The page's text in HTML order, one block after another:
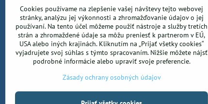
Krea office, s.r.o.
Kamenica nad Hronom 526, 94365 Kamenica nad Hronom
0905 906 246
info@ekancelarskepotreby.sk
Cookies používame na zlepšenie vašej návštevy tejto webovej
stránky, analýzu jej výkonnosti a zhromažďovanie údajov o jej
používaní. Na tento účel môžeme použiť nástroje a služby tretích
strán a zhromaždené údaje sa môžu preniesť k partnerom v EÚ,
USA alebo iných krajinách. Kliknutím na „Prijať všetky cookies“
vyjadrujete svoj súhlas s týmto spracovaním. Nižšie môžete nájsť
podrobné informácie alebo upraviť svoje preferencie.
Zásady ochrany osobných údajov